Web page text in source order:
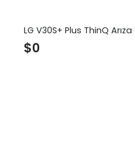
LG V30S+ Plus ThinQ Arıza
$0